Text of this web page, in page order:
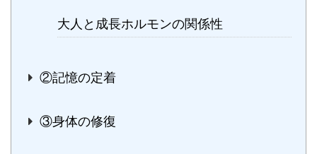
大人と成長ホルモンの関係性
②記憶の定着
③身体の修復